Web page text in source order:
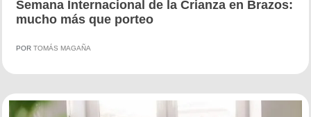
Semana Internacional de la Crianza en Brazos:
mucho más que porteo
POR TOMÁS MAGAÑA